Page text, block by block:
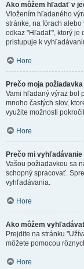
Ako môžem hľadať v
Vložením hľadaného
stránke, na fórach
odkaz "Hľadať", ktorý je
pristupuje k
Hore
Prečo moja
Vami hľadaný výraz bol
mnoho častých slov,
využite možnosti
Hore
Prečo mi
Vašou požiadavkou sa
schopný spracovať.
vyhľadávania.
Hore
Ako môžem
Prejdite na stránku
môžete pomocou
Hore